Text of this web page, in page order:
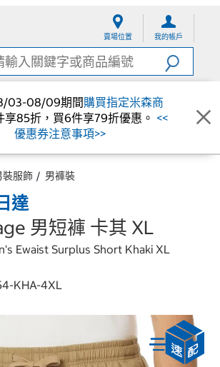
賣場位置 我的帳戶
03-08/09期間購買指定米森商
享85折，買6件享79折優惠。 <<
優惠券注意事項>>
裝服飾 男褲裝
達
男短褲 卡其 XL
Ewaist Surplus Short Khaki XL
KHA-4XL